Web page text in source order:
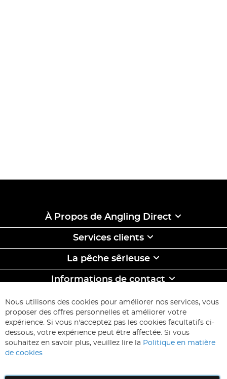
À Propos de Angling Direct
Services clients
La pêche sêrieuse
Informations de contact
ABONNEZ-VOUS & ECONOMISEZ
Inscription
à
d’information
:
Inscription
Nous utilisons des cookies pour améliorer nos services, vous
proposer des offres personnelles et améliorer votre
expérience. Si vous n'acceptez pas les cookies facultatifs ci-
dessous, votre expérience peut être affectée. Si vous
souhaitez en savoir plus, veuillez lire la Politique en matière
de cookies